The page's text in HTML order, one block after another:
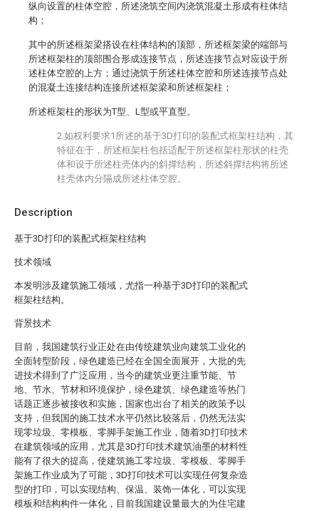
Description
基于3D打印的装配式框架柱结构
技术领域
本发明涉及建筑施工领域，尤指一种基于3D打印的装配式
框架柱结构。
背景技术
目前，我国建筑行业正处在由传统建筑业向建筑工业化的
全面转型阶段，绿色建造已经在全国全面展开，大批的先
进技术得到了广泛应用，当今的建筑业更注重节能、节
地、节水、节材和环境保护，绿色建筑、绿色建造等热门
话题正逐步被接收和实施，国家也出台了相关的政策予以
支持，但我国的施工技术水平仍然比较落后，仍然无法实
现零垃圾、零模板、零脚手架施工作业，随着3D打印技术
在建筑领域的应用，尤其是3D打印技术建筑油墨的材料性
能有了很大的提高，使建筑施工零垃圾、零模板、零脚手
架施工作业成为了可能，3D打印技术可以实现任何复杂造
型的打印，可以实现结构、保温、装饰一体化，可以实现
模板和结构构件一体化，目前我国建设量最大的为住宅建
纵向设置的柱体空腔，所述浇筑空间内浇筑混凝土形成有柱体结
构；
其中的所述框架梁搭设在柱体结构的顶部，所述框架梁的端部与
所述框架柱的顶部围合形成连接节点，所述连接节点对应设于所
述柱体空腔的上方；通过浇筑于所述柱体空腔和所述连接节点处
的混凝土连接结构连接所述框架梁和所述框架柱；
所述框架柱的形状为T型、L型或平直型。
2.如权利要求1所述的基于3D打印的装配式框架柱结构，其
特征在于，所述框架柱包括适配于所述框架柱形状的柱壳
体和设于所述柱壳体内的斜撑结构，所述斜撑结构将所述
柱壳体内分隔成所述柱体空腔。